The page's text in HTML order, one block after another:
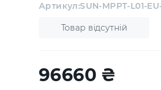
Товар відсутній
Артикул:SUN-MPPT-L01-
96660 ₴